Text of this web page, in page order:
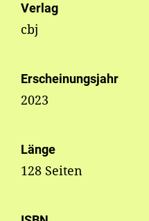
Verlag
cbj
Erscheinungsjahr
2023
Länge
128 Seiten